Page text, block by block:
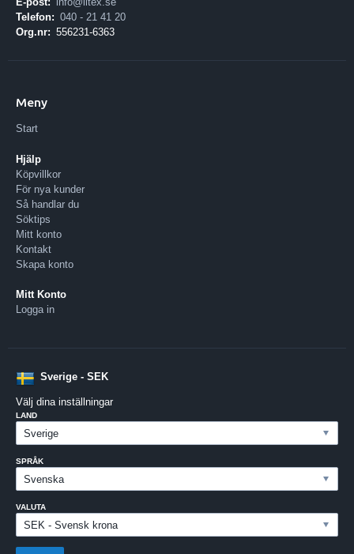
Telefon: 040 - 21 41 20
Org.nr: 556231-6363
Meny
Start
Hjälp
Köpvillkor
För nya kunder
Så handlar du
Söktips
Mitt konto
Kontakt
Skapa konto
Mitt Konto
Logga in
Sverige - SEK
Välj dina inställningar
LAND
SPRÅK
VALUTA